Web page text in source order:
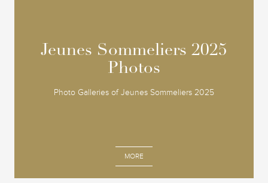
Jeunes Sommeliers 2025
Photos
Photo Galleries of Jeunes Sommeliers 2025
MORE
Jeunes Sommeliers 2025
Photos